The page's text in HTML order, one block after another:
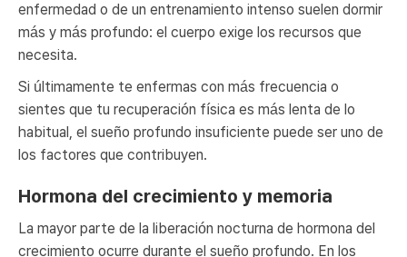
enfermedad o de un entrenamiento intenso suelen dormir
más y más profundo: el cuerpo exige los recursos que
necesita.
Si últimamente te enfermas con más frecuencia o
sientes que tu recuperación física es más lenta de lo
habitual, el sueño profundo insuficiente puede ser uno de
los factores que contribuyen.
Hormona del crecimiento y memoria
La mayor parte de la liberación nocturna de hormona del
crecimiento ocurre durante el sueño profundo. En los